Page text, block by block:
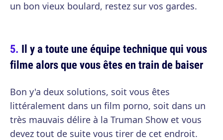
un bon vieux boulard, restez sur vos gardes.
Il y a toute une équipe technique qui vous
filme alors que vous êtes en train de baiser
Bon y'a deux solutions, soit vous êtes
littéralement dans un film porno, soit dans un
très mauvais délire à la Truman Show et vous
devez tout de suite vous tirer de cet endroit.